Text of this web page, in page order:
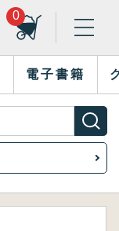
0
電子書籍